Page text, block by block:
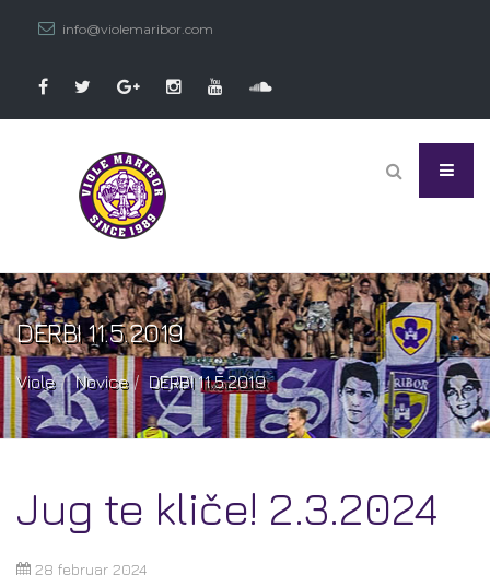
info@violemaribor.com
DERBI 11.5.2019
Viole Novice DERBI 11.5.2019
Jug te kliče! 2.3.2024
28 februar 2024